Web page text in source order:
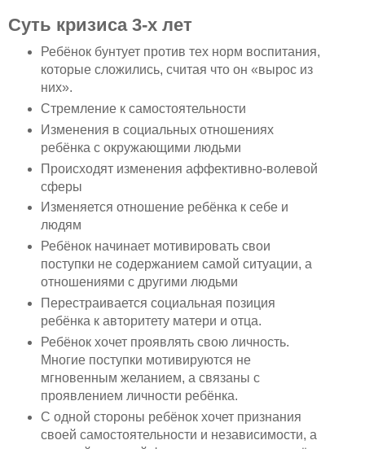
Суть кризиса 3-х лет
Ребёнок бунтует против тех норм воспитания,
которые сложились, считая что он «вырос из
них».
Стремление к самостоятельности
Изменения в социальных отношениях
ребёнка с окружающими людьми
Происходят изменения аффективно-волевой
сферы
Изменяется отношение ребёнка к себе и
людям
Ребёнок начинает мотивировать свои
поступки не содержанием самой ситуации, а
отношениями с другими людьми
Перестраивается социальная позиция
ребёнка к авторитету матери и отца.
Ребёнок хочет проявлять свою личность.
Многие поступки мотивируются не
мгновенным желанием, а связаны с
проявлением личности ребёнка.
С одной стороны ребёнок хочет признания
своей самостоятельности и независимости, а